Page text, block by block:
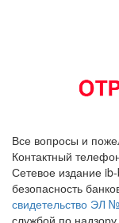
Все вопросы и
Контактный
Сетевое издание
безопасность
свидетельство ЭЛ
службой по